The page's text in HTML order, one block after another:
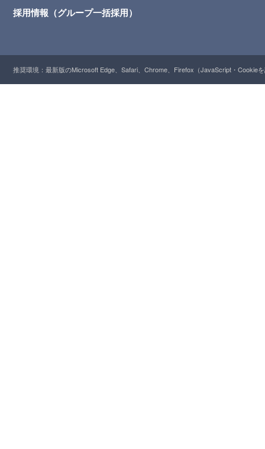
採用情報（グループ一括採用）
推奨環境：最新版のMicrosoft Edge、Safari、Chrome、Firefox（JavaScript・Cookie